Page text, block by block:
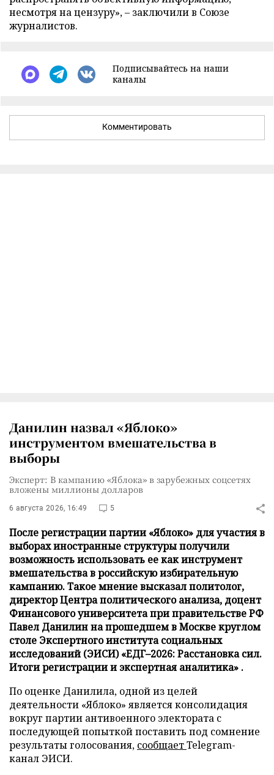
несмотря на цензуру», – заключили в Союзе
журналистов.
Подписывайтесь на наши
каналы
Комментировать
Данилин назвал «Яблоко»
инструментом вмешательства в
выборы
Эксперт: В кампанию «Яблока» в зарубежных соцсетях
вложены миллионы долларов
6 августа 2026, 16:49 5
После регистрации партии «Яблоко» для участия в
выборах иностранные структуры получили
возможность использовать ее как инструмент
вмешательства в российскую избирательную
кампанию. Такое мнение высказал политолог,
директор Центра политического анализа, доцент
Финансового университета при правительстве РФ
Павел Данилин на прошедшем в Москве круглом
столе Экспертного института социальных
исследований (ЭИСИ) «ЕДГ–2026: Расстановка сил.
Итоги регистрации и экспертная аналитика» .
По оценке Данилила, одной из целей
деятельности «Яблоко» является консолидация
вокруг партии антивоенного электората с
последующей попыткой поставить под сомнение
результаты голосования, сообщаетTelegram-
канал ЭИСИ.